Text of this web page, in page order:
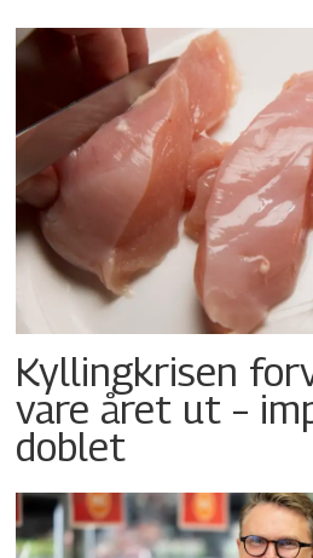
Kyllingkrisen
vare året ut –
doblet